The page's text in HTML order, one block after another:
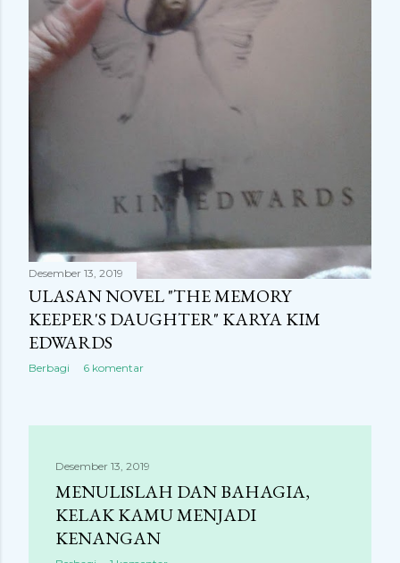
Desember 13, 2019
ULASAN NOVEL "THE MEMORY
KEEPER'S DAUGHTER" KARYA KIM
EDWARDS
Berbagi 6 komentar
Desember 13, 2019
MENULISLAH DAN BAHAGIA,
KELAK KAMU MENJADI
KENANGAN